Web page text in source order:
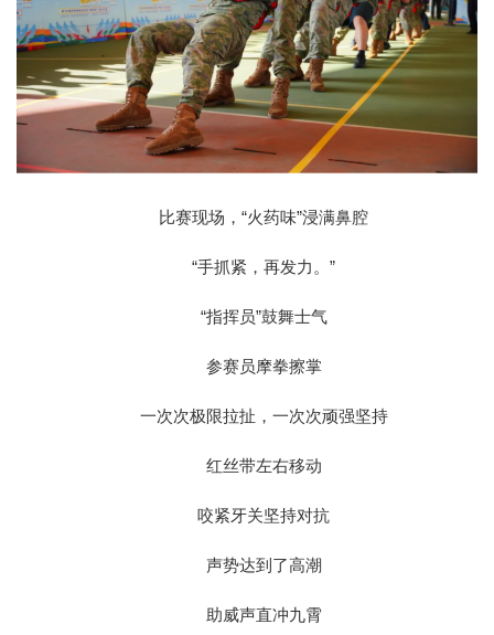
比赛现场，“火药味”浸满鼻腔
“手抓紧，再发力。”
“指挥员”鼓舞士气
参赛员摩拳擦掌
一次次极限拉扯，一次次顽强坚持
红丝带左右移动
咬紧牙关坚持对抗
声势达到了高潮
助威声直冲九霄